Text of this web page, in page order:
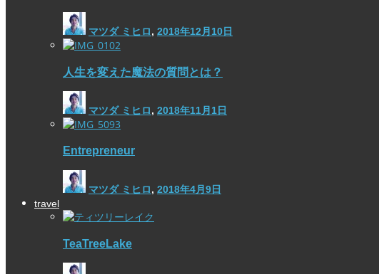
マツダ ミヒロ, 2018年12月10日
人生を変えた魔法の質問とは？
マツダ ミヒロ, 2018年11月1日
Entrepreneur
マツダ ミヒロ, 2018年4月9日
travel
TeaTreeLake